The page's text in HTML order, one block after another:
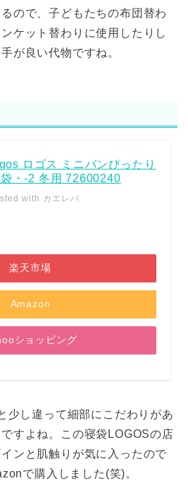
ので、子どもたちの布団替わ
ケット替わりに使用したりし
が良い代物ですね。
ロゴス ミニバンぴったり
・-2 冬用 72600240
with カエレバ
楽天市場
Amazon
ショッピング
少し違って細部にこだわりがあ
すよね。この寝袋LOGOSの店
ンと肌触りが気に入ったので
で購入しました(笑)。